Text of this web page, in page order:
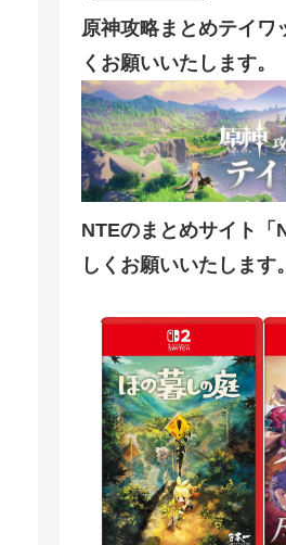
原神攻略まとめテイワ
くお願いいたします。
NTEのまとめサイト「
しくお願いいたします。